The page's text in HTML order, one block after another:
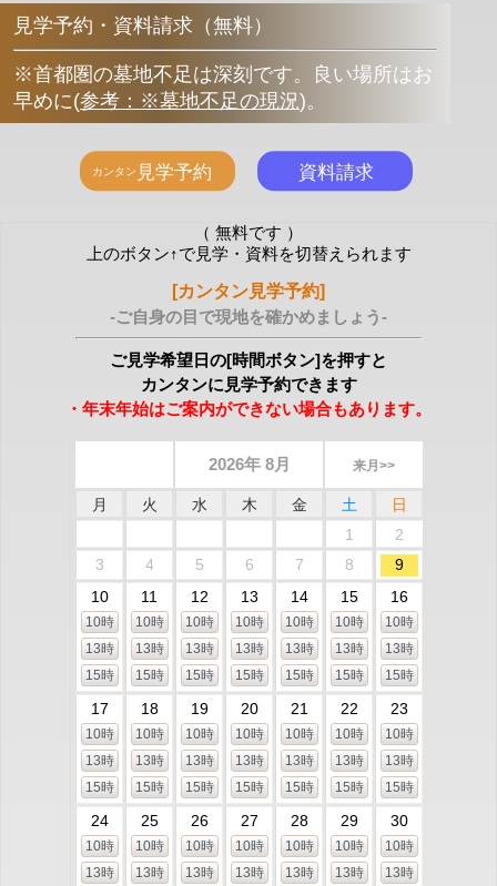
見学予約・資料請求（無料）
※首都圏の墓地不足は深刻です。良い場所はお
早めに(参考：※墓地不足の現況)。
（ 無料です ）
上のボタン↑で見学・資料を切替えられます
[カンタン見学予約]
-ご自身の目で現地を確かめましょう-
ご見学希望日の[時間ボタン]を押すと
カンタンに見学予約できます
・年末年始はご案内ができない場合もあります。
2026年 8月 来月>>
月 火 水 木 金 土
日
1
2
3
4 5 6 7 8
9
10
10時
13時
15時
11
10時
13時
15時
12
10時
13時
15時
13
10時
13時
15時
14
10時
13時
15時
15
10時
13時
15時
16
10時
13時
15時
17
10時
13時
15時
18
10時
13時
15時
19
10時
13時
15時
20
10時
13時
15時
21
10時
13時
15時
22
10時
13時
15時
23
10時
13時
15時
24
10時
13時
25
10時
13時
26
10時
13時
27
10時
13時
28
10時
13時
29
10時
13時
30
10時
13時